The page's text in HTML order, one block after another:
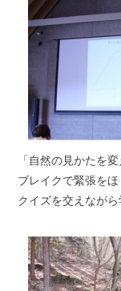
「自然の見かたを
ブレイクで緊張を
クイズを交えながら